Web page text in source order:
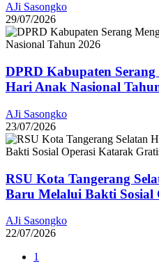
AJi Sasongko
29/07/2026
DPRD Kabupaten
Hari Anak Nasional
AJi Sasongko
23/07/2026
RSU Kota Tangerang
Baru Melalui Bakti
AJi Sasongko
22/07/2026
1